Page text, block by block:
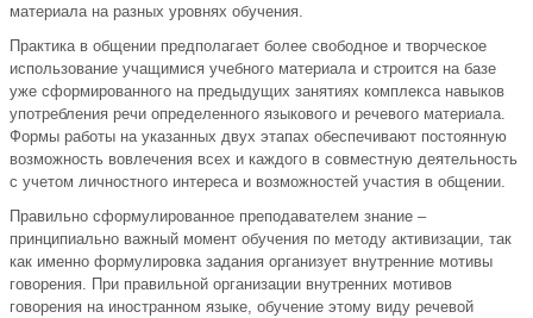
материала на разных уровнях обучения.
Практика в общении предполагает более свободное и творческое
использование учащимися учебного материала и строится на базе
уже сформированного на предыдущих занятиях комплекса навыков
употребления речи определенного языкового и речевого материала.
Формы работы на указанных двух этапах обеспечивают постоянную
возможность вовлечения всех и каждого в совместную деятельность
с учетом личностного интереса и возможностей участия в общении.
Правильно сформулированное преподавателем знание –
принципиально важный момент обучения по методу активизации, так
как именно формулировка задания организует внутренние мотивы
говорения. При правильной организации внутренних мотивов
говорения на иностранном языке, обучение этому виду речевой